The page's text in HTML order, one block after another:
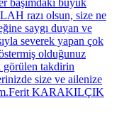
razı olsun, size ne
saygı duyan ve
severek yapan çok
olduğunuz
görülen takdirin
size ve ailenize
KARAKILÇIK